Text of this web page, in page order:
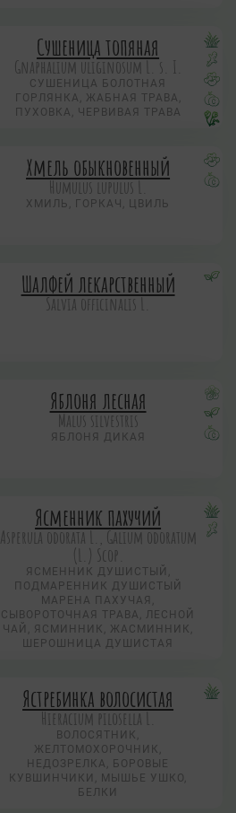
Сушеница топяная
Gnaphalium uliginosum L. s. I.
СУШЕНИЦА БОЛОТНАЯ
ГОРЛЯНКА, ЖАБНАЯ ТРАВА,
ПУХОВКА, ЧЕРВИВАЯ ТРАВА
Хмель обыкновенный
Humulus lupulus L.
ХМИЛЬ, ГОРКАЧ, ЦВИЛЬ
Шалфей лекарственный
Salvia officinalis L.
Яблоня лесная
Malus silvestris
ЯБЛОНЯ ДИКАЯ
Ясменник пахучий
Asperula odorata L., Galium odoratum
(L.) Scop.
ЯСМЕННИК ДУШИСТЫЙ,
ПОДМАРЕННИК ДУШИСТЫЙ
МАРЕНА ПАХУЧАЯ,
СЫВОРОТОЧНАЯ ТРАВА, ЛЕСНОЙ
ЧАЙ, ЯСМИННИК, ЖАСМИННИК,
ШЕРОШНИЦА ДУШИСТАЯ
Ястребинка волосистая
Hieracium pilosella L.
ВОЛОСЯТНИК,
ЖЕЛТОМОХОРОЧНИК,
НЕДОЗРЕЛКА, БОРОВЫЕ
КУВШИНЧИКИ, МЫШЬЕ УШКО,
БЕЛКИ